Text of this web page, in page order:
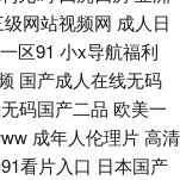
级网站视频网 成人日
区91 小x导航福利
国产成人在线无码
码国产二品 欧美一
成年人伦理片高清
91看片入口 日本国产